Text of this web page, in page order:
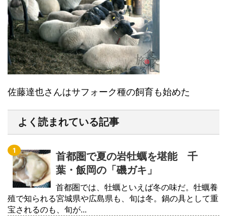
佐藤達也さんはサフォーク種の飼育も始めた
よく読まれている記事
首都圏で夏の岩牡蠣を堪能 千
葉・飯岡の「磯ガキ」
首都圏では、牡蠣といえば冬の味だ。牡蠣養
殖で知られる宮城県や広島県も、旬は冬。鍋の具として重
宝されるのも、旬が...